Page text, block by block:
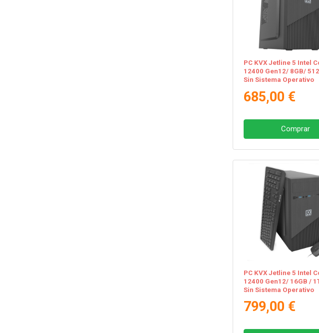
PC KVX Jetline 5 Intel
12400 Gen12/ 8GB/
Sin Sistema Operativo
685,00 €
Comprar
PC KVX Jetline 5 Intel
12400 Gen12/ 16GB /
Sin Sistema Operativo
799,00 €